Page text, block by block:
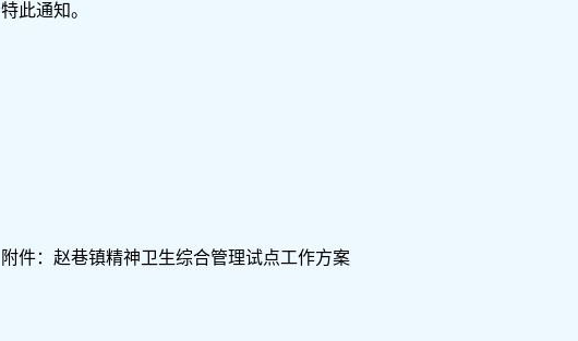
特此通知。
附件：赵巷镇精神卫生综合管理试点工作方案